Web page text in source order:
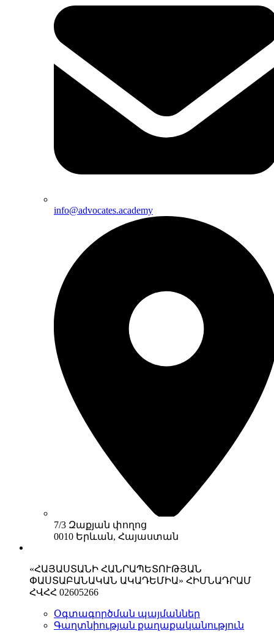
info@advocates.academy
7/3 Զաքյան փողոց
0010 Երևան, Հայաստան
«ՀԱՅԱՍՏԱՆԻ ՀԱՆՐԱՊԵՏՈՒԹՅԱՆ
ՓԱՍՏԱԲԱՆԱԿԱՆ ԱԿԱԴԵՄԻԱ» ՀԻՄՆԱԴՐԱՄ
ՀՎՀՀ 02605266
Օգտագործման պայմաններ
Գաղտնիության քաղաքականություն